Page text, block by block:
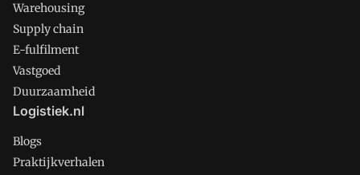
Warehousing
Supply chain
E-fulfilment
Vastgoed
Duurzaamheid
Logistiek.nl
Blogs
Praktijkverhalen